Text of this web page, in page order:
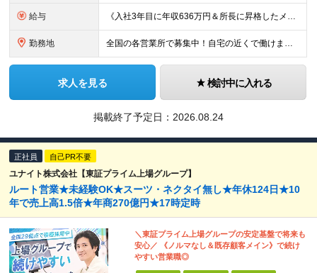
給与 《入社3年目に年収636万円＆所長に昇格したメンバーも！》 ◆月給245,796円～269,205円+営業実績手当+諸手当 ※試用期間3ヶ月(待遇同一) ※固定残業代(22.5時間分/35,796円～
勤務地 全国の各営業所で募集中！自宅の近くで働けます。 ※住所は一部の営業所のみ載せています ★詳細は以下のリンクをご覧ください https://www.fujiyakuhin.co.jp/shop/eig
求人を見る 検討中に入れる
掲載終了予定日： 2026.08.24
正社員 自己PR不要
ユナイト株式会社【東証プライム上場グループ】
ルート営業★未経験OK★スーツ・ネクタイ無し★年休124日★10
年で売上高1.5倍★年商270億円★17時定時
＼東証プライム上場グループの安定基盤で将来も
安心／ 《ノルマなし＆既存顧客メイン》で続け
やすい営業職◎